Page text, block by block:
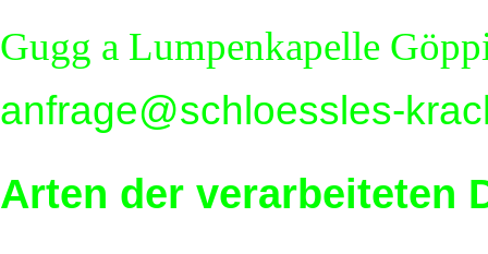
Gugg a Lumpenkapelle
anfrage@schloessles-
Arten der verarbeiteten